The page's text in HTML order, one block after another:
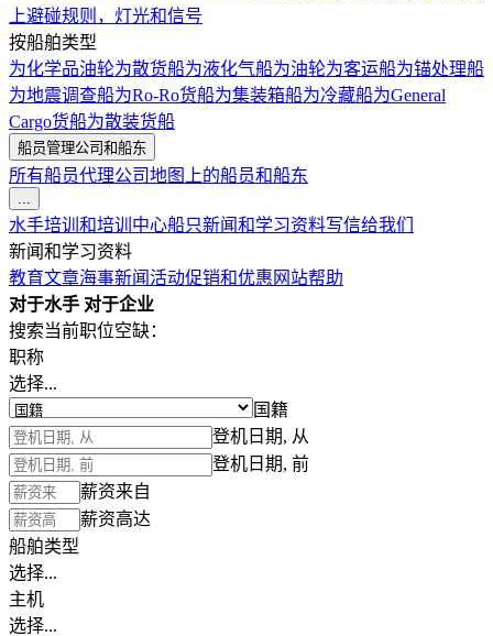
上避碰规则，灯光和信号
按船舶类型
为化学品油轮为散货船为液化气船为油轮为客运船为锚处理船
为地震调查船为Ro-Ro货船为集装箱船为冷藏船为General
Cargo货船为散装货船
船员管理公司和船东
所有船员代理公司地图上的船员和船东
...
水手培训和培训中心船只新闻和学习资料写信给我们
新闻和学习资料
教育文章海事新闻活动促销和优惠 网站帮助
对于水手 对于企业
搜索当前职位空缺：
职称
选择...
国籍
登机日期, 从
登机日期, 前
薪资来自
薪资高达
船舶类型
选择...
主机
选择...